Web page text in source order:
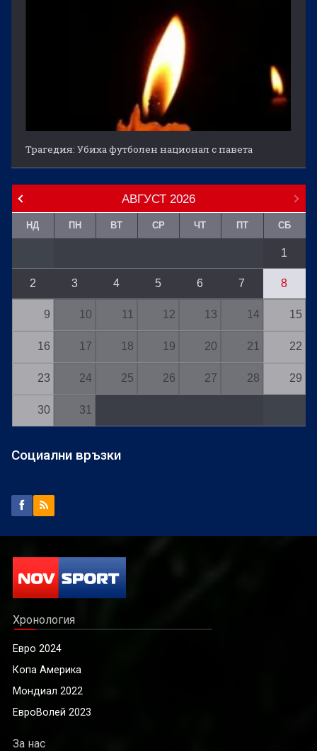
Трагедия: Убиха футболен национал с павета
АВГУСТ 2026
НД ПН ВТ СР ЧТ ПТ СБ
1
2 3 4 5 6 7 8
9 10 11 12 13 14 15
16 17 18 19 20 21 22
23 24 25 26 27 28 29
30 31
Социални връзки
Хронология
Евро 2024
Копа Америка
Мондиал 2022
ЕвроВолей 2023
За нас